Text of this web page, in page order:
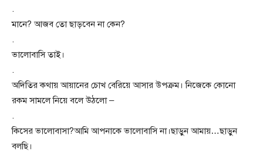
.
মানে? আজব তো ছাড়বেন না কেন?
.
ভালোবাসি তাই।
.
অদিতির কথায় আয়ানের চোখ বেরিয়ে আসার উপক্রম। নিজেকে কোনো
রকম সামলে নিয়ে বলে উঠলো –
.
কিসের ভালোবাসা?আমি আপনাকে ভালোবাসি না।ছাড়ুন আমায়…ছাড়ুন
বলছি।